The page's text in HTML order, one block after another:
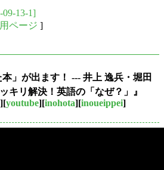
09-13-1]
ページ ]
本」が出ます！ --- 井上 逸兵・堀田
リ解決！英語の「なぜ？」』
][youtube][inohota][inoueippei]